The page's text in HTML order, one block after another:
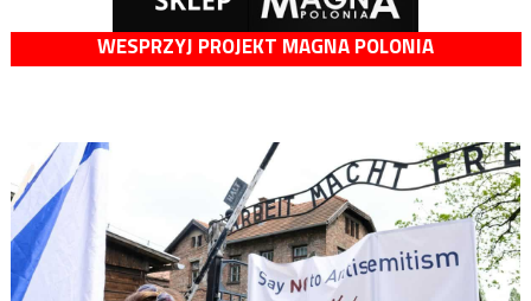
WESPRZYJ PROJEKT MAGNA POLONIA